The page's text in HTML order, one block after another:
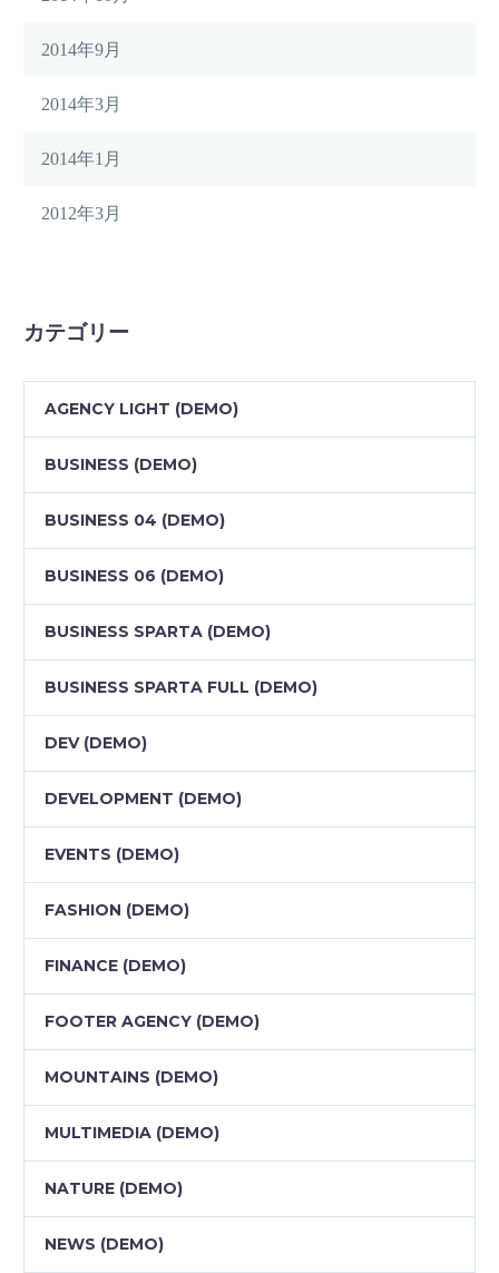
2014年9月
2014年3月
2014年1月
2012年3月
カテゴリー
AGENCY LIGHT (DEMO)
BUSINESS (DEMO)
BUSINESS 04 (DEMO)
BUSINESS 06 (DEMO)
BUSINESS SPARTA (DEMO)
BUSINESS SPARTA FULL (DEMO)
DEV (DEMO)
DEVELOPMENT (DEMO)
EVENTS (DEMO)
FASHION (DEMO)
FINANCE (DEMO)
FOOTER AGENCY (DEMO)
MOUNTAINS (DEMO)
MULTIMEDIA (DEMO)
NATURE (DEMO)
NEWS (DEMO)